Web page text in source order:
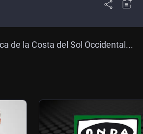
de la Costa del Sol Occidental...